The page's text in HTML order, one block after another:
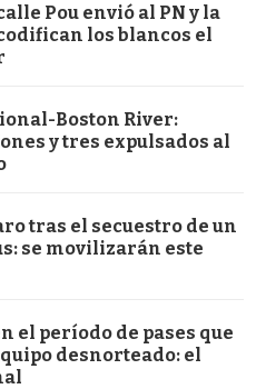
Pou envió al PN y la
los blancos el
Boston River:
y tres expulsados al
tras el secuestro de un
se movilizarán este
el período de pases que
desnorteado: el